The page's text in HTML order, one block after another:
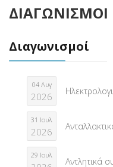
ΔΙΑΓΩΝΙΣΜΟΙ
Διαγωνισμοί
04 Αυγ
2026
31 Ιουλ
2026
29 Ιουλ
Αντλητικά